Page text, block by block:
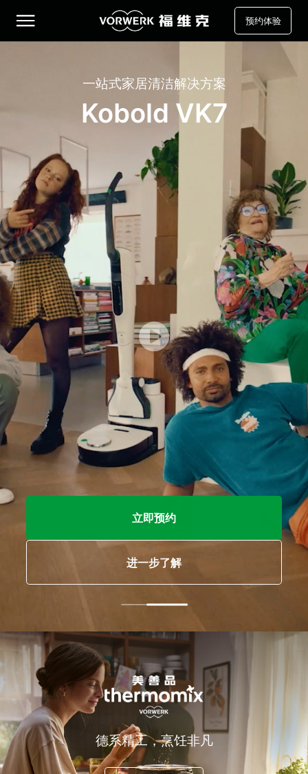
预约体验
一站式家居清洁解决方案
Kobold VK7
立即预约
进一步了解
德系精工，烹饪非凡